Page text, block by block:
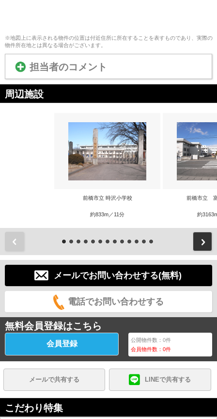
※地図上に表示される物件の位置は付近住所に所在することを表すものであり、実際の
物件所在地とは異なる場合がございます。
担当者のコメント
周辺施設
前橋市立 時沢小学校
約833m／11分
前橋市立
約
メールでお問い合わせする(無料)
電話でお問い合わせする
無料会員登録はこちら
会員登録 公開物件数：0件
会員物件数：0件
メールで共有する LINEで共有する
こだわり特集